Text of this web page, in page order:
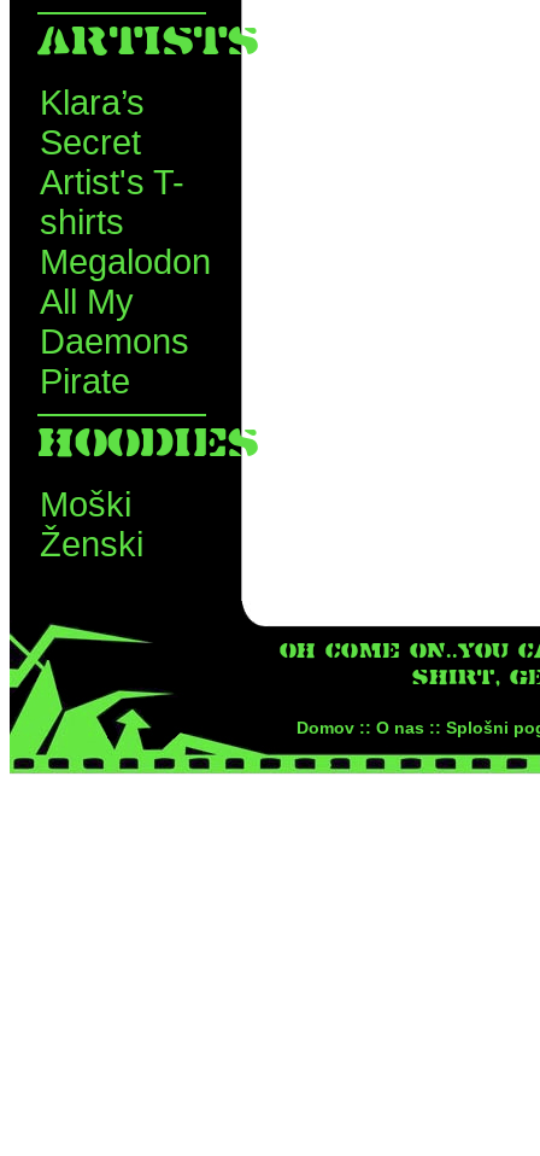
ARTISTS
Klara’s
Secret
Artist's T-
shirts
Megalodon
All My
Daemons
Pirate
HOODIES
Moški
Ženski
OH COME ON..YOU
SHIRT,
Domov :: O nas :: Splošni